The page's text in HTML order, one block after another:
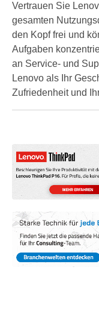
Vertrauen Sie
gesamten
den Kopf frei und
Aufgaben
an Service- und
Lenovo als Ihr
Zufriedenheit und